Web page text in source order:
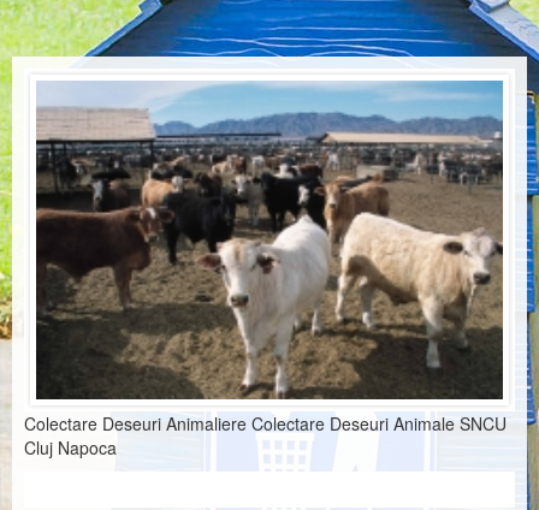
Colectare Deseuri Animaliere Colectare Deseuri Animale SNCU
Cluj Napoca